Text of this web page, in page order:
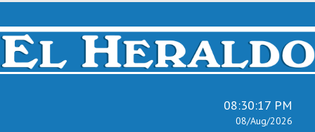
Skip
content
08:30:18 PM
08/Aug/2026